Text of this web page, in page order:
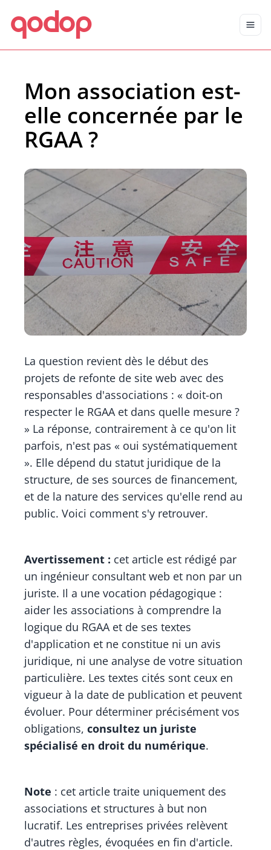
Aller au contenu principal
Aller au menu
qodop
Mon association est-
elle concernée par le
RGAA ?
La question revient dès le début des
projets de refonte de site web avec des
responsables d'associations : « doit-on
respecter le RGAA et dans quelle mesure ?
» La réponse, contrairement à ce qu'on lit
parfois, n'est pas « oui systématiquement
». Elle dépend du statut juridique de la
structure, de ses sources de financement,
et de la nature des services qu'elle rend au
public. Voici comment s'y retrouver.
Avertissement : cet article est rédigé par
un ingénieur consultant web et non par un
juriste. Il a une vocation pédagogique :
aider les associations à comprendre la
logique du RGAA et de ses textes
d'application et ne constitue ni un avis
juridique, ni une analyse de votre situation
particulière. Les textes cités sont ceux en
vigueur à la date de publication et peuvent
évoluer. Pour déterminer précisément vos
obligations, consultez un juriste
spécialisé en droit du numérique.
Note : cet article traite uniquement des
associations et structures à but non
lucratif. Les entreprises privées relèvent
d'autres règles, évoquées en fin d'article.